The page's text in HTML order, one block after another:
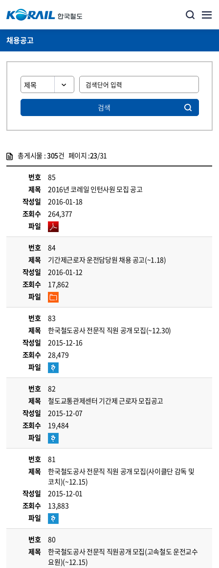
채용공고
검색
총게시물 :305건 페이지 :23/31
번호
85
제목
2016년 코레일 인턴사원 모집 공고
작성일
2016-01-18
조회수
264,377
파일
번호
84
제목
기간제근로자 운전담당원 채용 공고(~1.18)
작성일
2016-01-12
조회수
17,862
파일
번호
83
제목
한국철도공사 전문직 직원 공개 모집(~12.30)
작성일
2015-12-16
조회수
28,479
파일
번호
82
제목
철도교통관제센터 기간제 근로자 모집공고
작성일
2015-12-07
조회수
19,484
파일
번호
81
제목
한국철도공사 전문직 직원 공개 모집(사이클단 감독 및
코치)(~12.15)
작성일
2015-12-01
조회수
13,883
파일
번호
80
제목
한국철도공사 전문직 직원공개 모집(고속철도 운전교수
요원)(~12.15)